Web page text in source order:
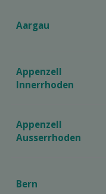
Aargau
Appenzell
Innerrhoden
Appenzell
Ausserrhoden
Bern